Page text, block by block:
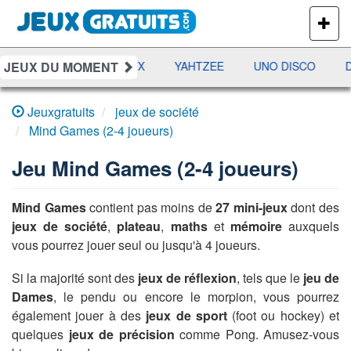
PLUS
DE
JEUX
JEUX DU MOMENT
RAMI JETX YAHTZEE UNO DISCO
Jeuxgratuits
jeux de société
Mind Games (2-4 joueurs)
Jeu Mind Games (2-4 joueurs)
Mind Gamescontient pas moins de27 mini-jeuxdont des
jeux de société, plateau, mathset mémoireauxquels
vous pourrez jouer seul ou jusqu'à 4 joueurs.
Si la majorité sont des jeux de réflexion, tels que le jeu de
Dames, le pendu ou encore le morpion, vous pourrez
également jouer à des jeux de sport(foot ou hockey) et
quelques jeux de précision comme Pong. Amusez-vous